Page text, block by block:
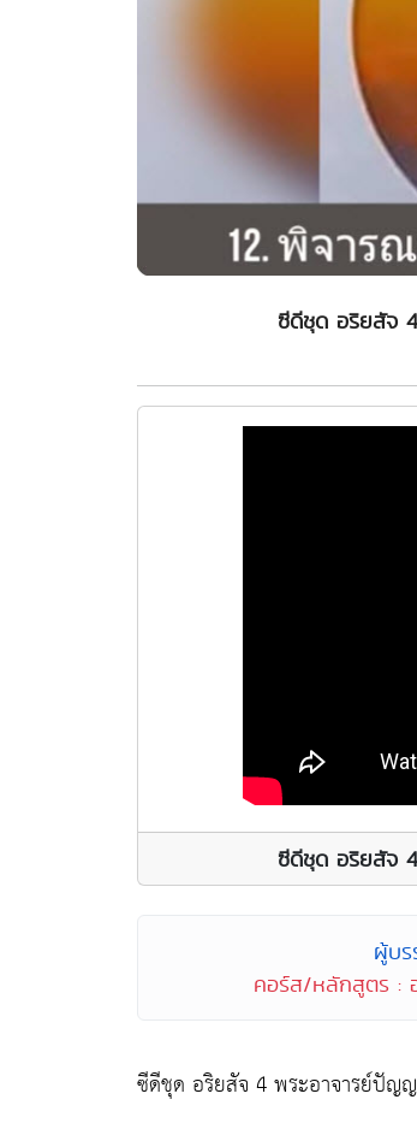
ซีดีชุด อริยสัจ
ซีดีชุด อริยสัจ
ผู้บ
คอร์ส/หลักสูตร :
ซีดีชุด อริยสัจ 4 พระอาจารย์ปั